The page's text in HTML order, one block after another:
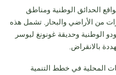
الحدائق الوطنية ومناطق
من الأراضي والبحار. تشمل هذه
الوطنية وحديقة غونونغ ليوسر
بالانقراض.
المحلية في خطط التنمية